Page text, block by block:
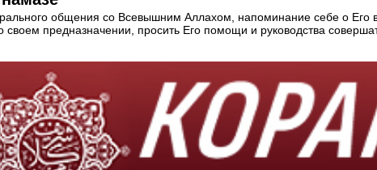
общения со Всевышним Аллахом, напоминание себе о Его
предназначении, просить Его помощи и руководства